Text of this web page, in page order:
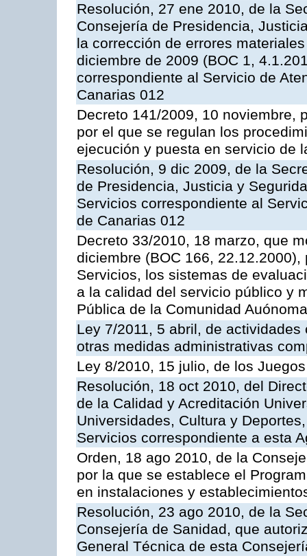
Resolución, 27 ene 2010, de la
Consejería de Presidencia,
la corrección de errores
diciembre de 2009 (BOC 1,
correspondiente al Servicio de
Canarias 012
Decreto 141/2009, 10 noviembre,
por el que se regulan los
ejecución y puesta en servicio de
Resolución, 9 dic 2009, de la
de Presidencia, Justicia y
Servicios correspondiente al
de Canarias 012
Decreto 33/2010, 18 marzo, que
diciembre (BOC 166,
Servicios, los sistemas de
a la calidad del servicio público y
Pública de la Comunidad
Ley 7/2011, 5 abril, de
otras medidas administrativas
Ley 8/2010, 15 julio, de los
Resolución, 18 oct 2010, del
de la Calidad y Acreditación
Universidades, Cultura y
Servicios correspondiente a esta
Orden, 18 ago 2010, de la
por la que se establece el
en instalaciones y
Resolución, 23 ago 2010, de la
Consejería de Sanidad, que
General Técnica de esta